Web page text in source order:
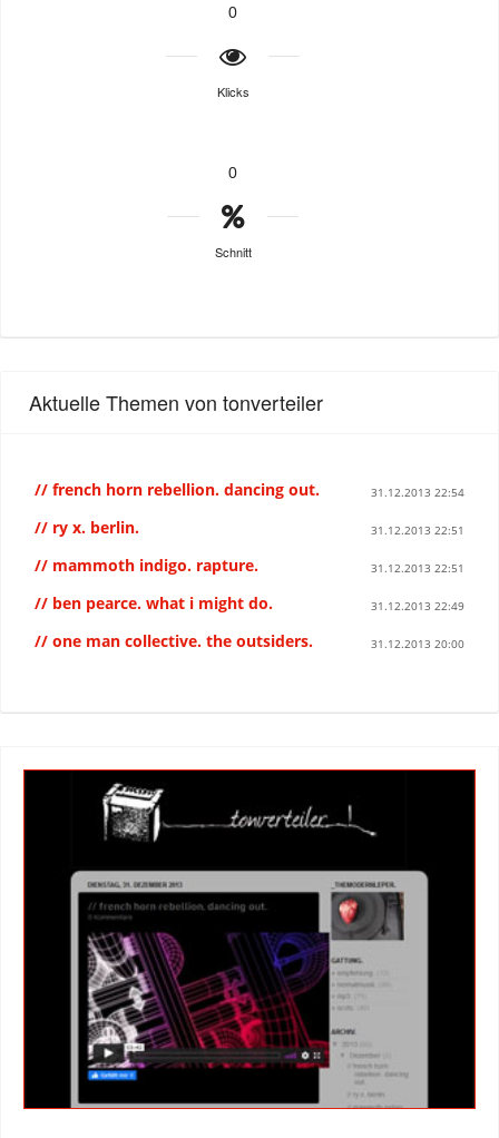
0
Klicks
0
Schnitt
Aktuelle Themen von tonverteiler
// french horn rebellion. dancing out. 31.12.2013 22:54
// ry x. berlin. 31.12.2013 22:51
// mammoth indigo. rapture. 31.12.2013 22:51
// ben pearce. what i might do. 31.12.2013 22:49
// one man collective. the outsiders. 31.12.2013 20:00